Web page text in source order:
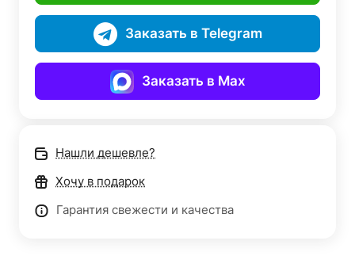
Заказать в Telegram
Заказать в Max
Нашли дешевле?
Хочу в подарок
Гарантия свежести и качества